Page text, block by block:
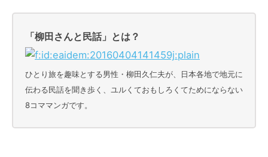
「柳田さんと民話」とは？
ひとり旅を趣味とする男性・柳田久仁夫が、日本各地で地元に
伝わる民話を聞き歩く、ユルくておもしろくてためにならない
8コママンガです。